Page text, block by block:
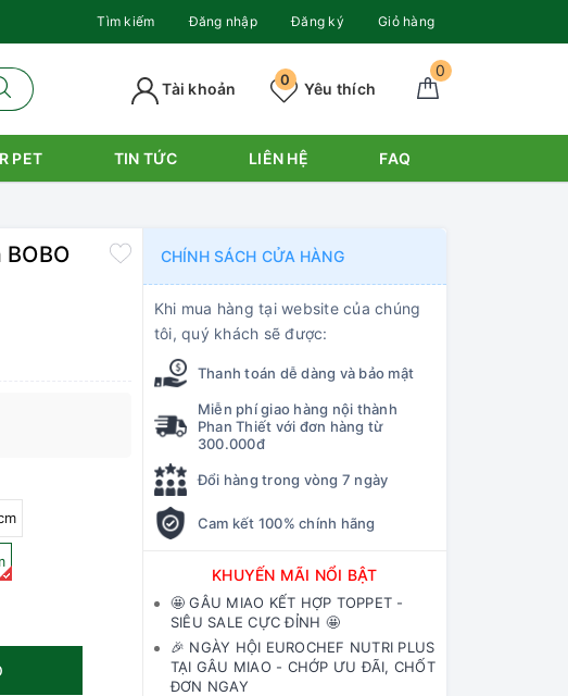
Tìm kiếm Đăng nhập Đăng ký Giỏ hàng
0
Yêu thích
0
Tài khoản
PET TIN TỨC LIÊN HỆ FAQ
CHÍNH SÁCH CỬA HÀNG
Khi mua hàng tại website của chúng
tôi, quý khách sẽ được:
Thanh toán dễ dàng và bảo mật
Miễn phí giao hàng nội thành
Phan Thiết với đơn hàng từ
300.000đ
Đổi hàng trong vòng 7 ngày
Cam kết 100% chính hãng
KHUYẾN MÃI NỔI BẬT
🤩 GÂU MIAO KẾT HỢP TOPPET -
SIÊU SALE CỰC ĐỈNH 🤩
🎉 NGÀY HỘI EUROCHEF NUTRI PLUS
TẠI GÂU MIAO - CHỚP ƯU ĐÃI, CHỐT
ĐƠN NGAY